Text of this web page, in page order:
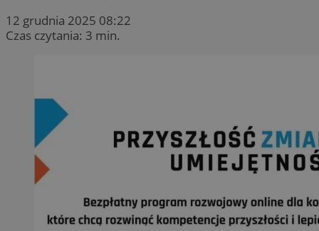
12 grudnia 2025 08:22
Czas czytania: 3 min.